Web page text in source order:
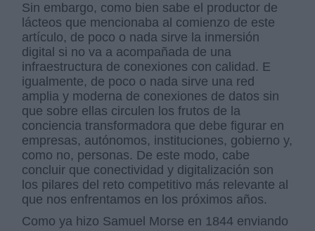
Sin embargo, como bien sabe el productor de
lácteos que mencionaba al comienzo de este
artículo, de poco o nada sirve la inmersión
digital si no va a acompañada de una
infraestructura de conexiones con calidad. E
igualmente, de poco o nada sirve una red
amplia y moderna de conexiones de datos sin
que sobre ellas circulen los frutos de la
conciencia transformadora que debe figurar en
empresas, autónomos, instituciones, gobierno y,
como no, personas. De este modo, cabe
concluir que conectividad y digitalización son
los pilares del reto competitivo más relevante al
que nos enfrentamos en los próximos años.
Como ya hizo Samuel Morse en 1844 enviando